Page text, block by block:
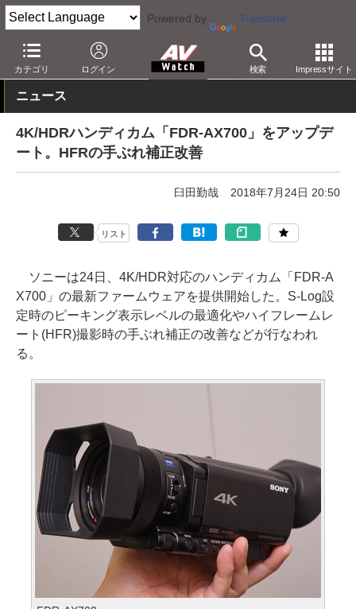
Powered by Translate
カテゴリ ログイン 検索 Impressサイト
AV Watch 製品 ビデオカメラ ソニー
ニュース
4K/HDRハンディカム「FDR-AX700」をアップデ
ート。HFRの手ぶれ補正改善
臼田勤哉 2018年7月24日 20:50
リスト
ソニーは24日、4K/HDR対応のハンディカム「FDR-A
X700」の最新ファームウェアを提供開始した。S-Log設
定時のピーキング表示レベルの最適化やハイフレームレ
ート(HFR)撮影時の手ぶれ補正の改善などが行なわれ
る。